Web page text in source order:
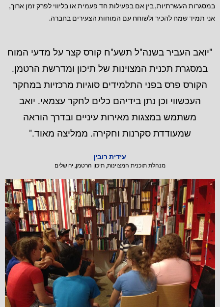
במסגרות העשרתיות, בין אם בפעילות חד פעמית או בליווי לפרק זמן ארוך,
אני תמיד שמח להכיר ולשוחח עם המוחות הצעירים בחברה.
"יואב העביר בשנה"ל תשע"ח קורס קצר על מדעי המוח
במסגרת תכנית המצוינות של תיכון ומדרשת הרטמן.
הקורס פרס בפני התלמידים סוגיות מרכזיות במחקר
העכשווי וכן נתן בידיהם כלים לחקר עצמאי. יואב
משתמש במצגות מאירות עיניים ובדרך הוראה
שמעודדת סקרנות וחקירה. ממליצה מאוד."
עידית רובין
מנהלת תוכנית המצוינות, תיכון הרטמן, ירושלים